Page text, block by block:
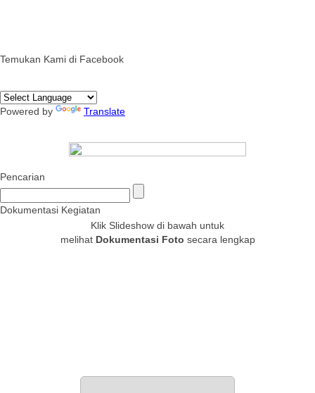
Temukan Kami di Facebook
Powered by Translate
Pencarian
Dokumentasi Kegiatan
Klik Slideshow di bawah untuk
melihat Dokumentasi Foto secara lengkap